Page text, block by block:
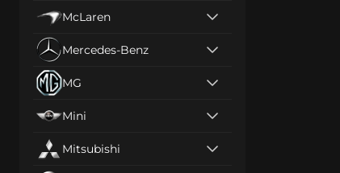
McLaren
Mercedes-Benz
MG
Mini
Mitsubishi